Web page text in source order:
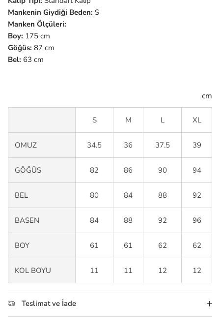
Mankenin Giydiği Beden: S
Manken Ölçüleri:
Boy: 175 cm
Göğüs: 87 cm
Bel: 63 cm
cm
S M L XL
OMUZ 34.5 36 37.5 39
GÖĞÜS 82 86 90 94
BEL 80 84 88 92
BASEN 84 88 92 96
BOY 61 61 62 62
KOL BOYU 11 11 12 12
Teslimat ve İade